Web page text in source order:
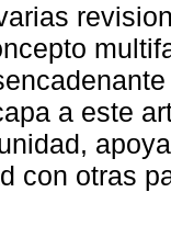
a este
con otras